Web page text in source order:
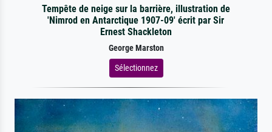
Tempête de neige sur la barrière, illustration de
'Nimrod en Antarctique 1907-09' écrit par Sir
Ernest Shackleton
George Marston
Sélectionnez